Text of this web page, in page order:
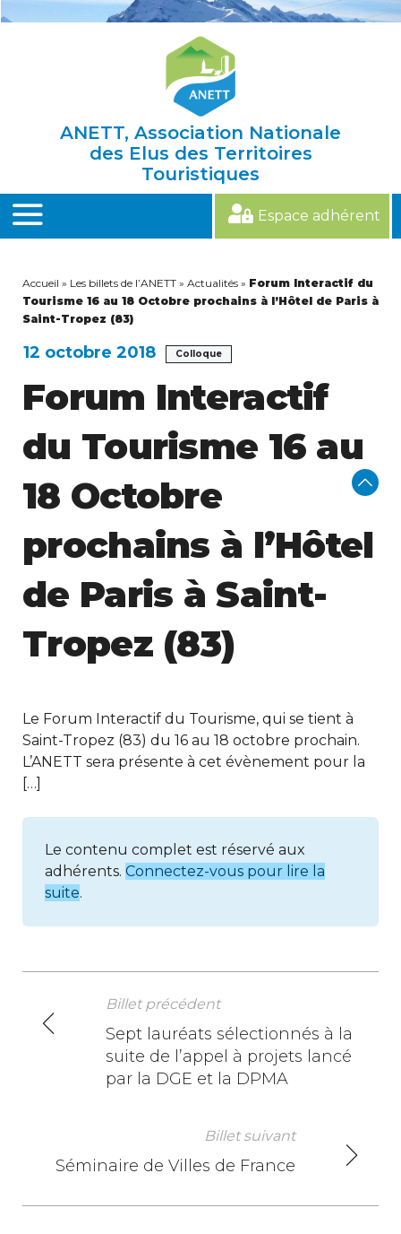
ANETT, Association Nationale
des Elus des Territoires
Touristiques
MENU
Espace adhérent
Accueil » Les billets de l’ANETT » Actualités » Forum Interactif du
Tourisme 16 au 18 Octobre prochains à l’Hôtel de Paris à
Saint-Tropez (83)
12 octobre 2018 Colloque
Forum Interactif
du Tourisme 16 au
18 Octobre
prochains à l’Hôtel
de Paris à Saint-
Tropez (83)
Le Forum Interactif du Tourisme, qui se tient à
Saint-Tropez (83) du 16 au 18 octobre prochain.
L’ANETT sera présente à cet évènement pour la
[…]
Le contenu complet est réservé aux
adhérents. Connectez-vous pour lire la
suite.
N
a
Billet précédent
Sept lauréats sélectionnés à la
suite de l’appel à projets lancé
par la DGE et la DPMA
Billet suivant
Séminaire de Villes de France